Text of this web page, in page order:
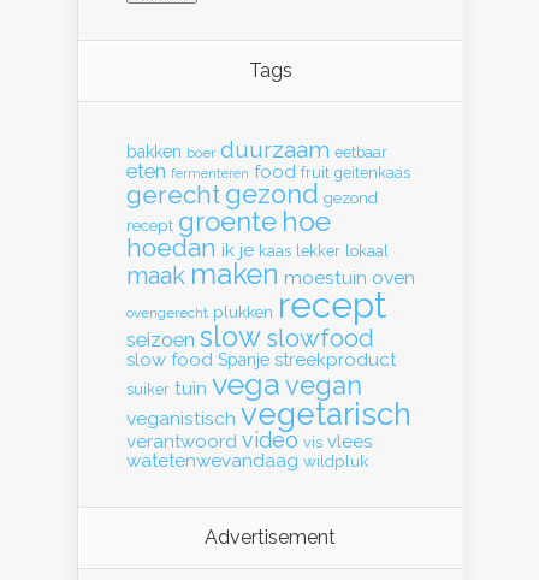
Tags
bakken boer duurzaam eetbaar
eten fermenteren food fruit geitenkaas
gerecht gezond gezond
recept groente hoe
hoedan ik je kaas lekker lokaal
maak maken moestuin oven
ovengerecht plukken recept
seizoen slow slowfood
slow food Spanje streekproduct
suiker tuin vega vegan
veganistisch vegetarisch
verantwoord video vis vlees
watetenwevandaag wildpluk
Advertisement